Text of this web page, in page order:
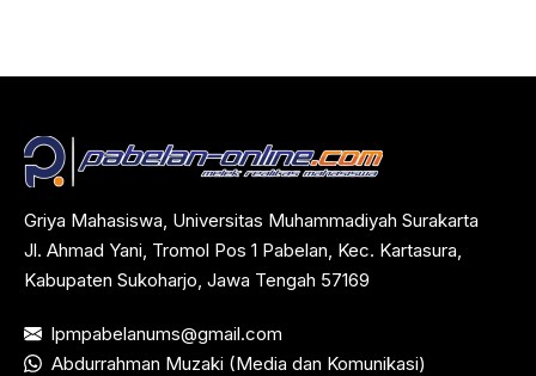
Griya Mahasiswa, Universitas Muhammadiyah Surakarta
Jl. Ahmad Yani, Tromol Pos 1 Pabelan, Kec. Kartasura,
Kabupaten Sukoharjo, Jawa Tengah 57169
lpmpabelanums@gmail.com
Abdurrahman Muzaki (Media dan Komunikasi)